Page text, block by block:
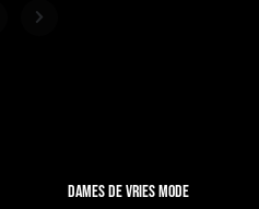
Dames De Vries Mode